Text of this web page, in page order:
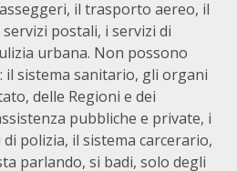
il trasporto aereo, il
postali, i servizi di
urbana. Non possono
sistema sanitario, gli organi
delle Regioni e dei
pubbliche e private, i
polizia, il sistema carcerario,
parlando, si badi, solo degli